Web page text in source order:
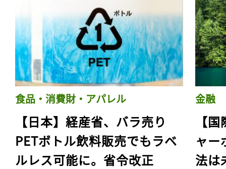
食品・消費財・アパレル
【日本】経産省、バラ売り
PETボトル飲料販売でもラベ
ルレス可能に。省令改正
金融
【
ャー
法は